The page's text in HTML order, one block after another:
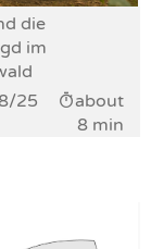
die
im
25
about
8 min